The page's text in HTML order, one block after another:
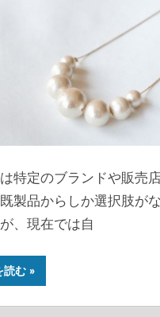
特定のブランドや販売
製品からしか選択肢が
、現在では自
読む